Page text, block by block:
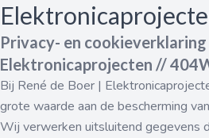
Privacy- en cookieverklaring
Elektronicaprojecten //
Bij René de Boer |
grote waarde aan de bescherming
Wij verwerken uitsluitend gegevens